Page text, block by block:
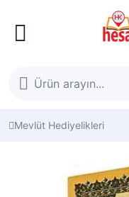
Mevlüt Hediyelikleri